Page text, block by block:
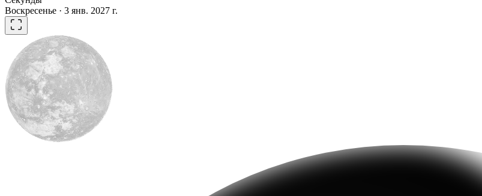
Воскресенье · 3 янв. 2027 г.